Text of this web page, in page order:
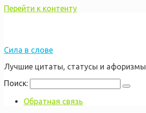
Перейти к контенту
Сила в слове
Лучшие цитаты, статусы и афоризмы
Поиск:
Обратная связь